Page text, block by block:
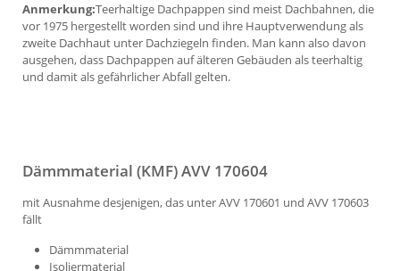
Anmerkung:Teerhaltige Dachpappen sind meist Dachbahnen, die
vor 1975 hergestellt worden sind und ihre Hauptverwendung als
zweite Dachhaut unter Dachziegeln finden. Man kann also davon
ausgehen, dass Dachpappen auf älteren Gebäuden als teerhaltig
und damit als gefährlicher Abfall gelten.
Dämmmaterial (KMF) AVV 170604
mit Ausnahme desjenigen, das unter AVV 170601 und AVV 170603
fällt
Dämmmaterial
Isoliermaterial